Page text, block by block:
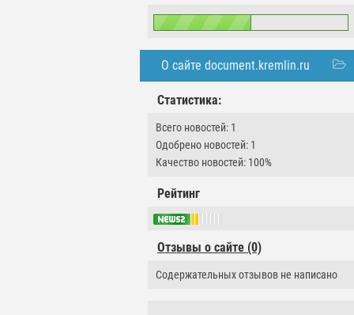
О сайте document.kremlin.ru
Статистика:
Всего новостей: 1
Одобрено новостей: 1
Качество новостей: 100%
Рейтинг
Отзывы о сайте (0)
Содержательных отзывов не написано